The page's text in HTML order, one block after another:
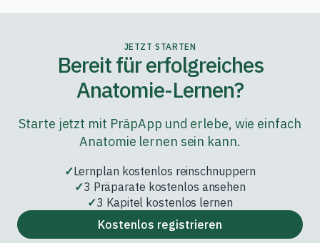
JETZT STARTEN
Bereit für erfolgreiches
Anatomie-Lernen?
Starte jetzt mit PräpApp und erlebe, wie einfach
Anatomie lernen sein kann.
Lernplan kostenlos reinschnuppern
3 Präparate kostenlos ansehen
3 Kapitel kostenlos lernen
Kostenlos registrieren